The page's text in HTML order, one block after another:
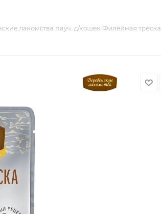
лакомства пауч. д/кошек Филейная